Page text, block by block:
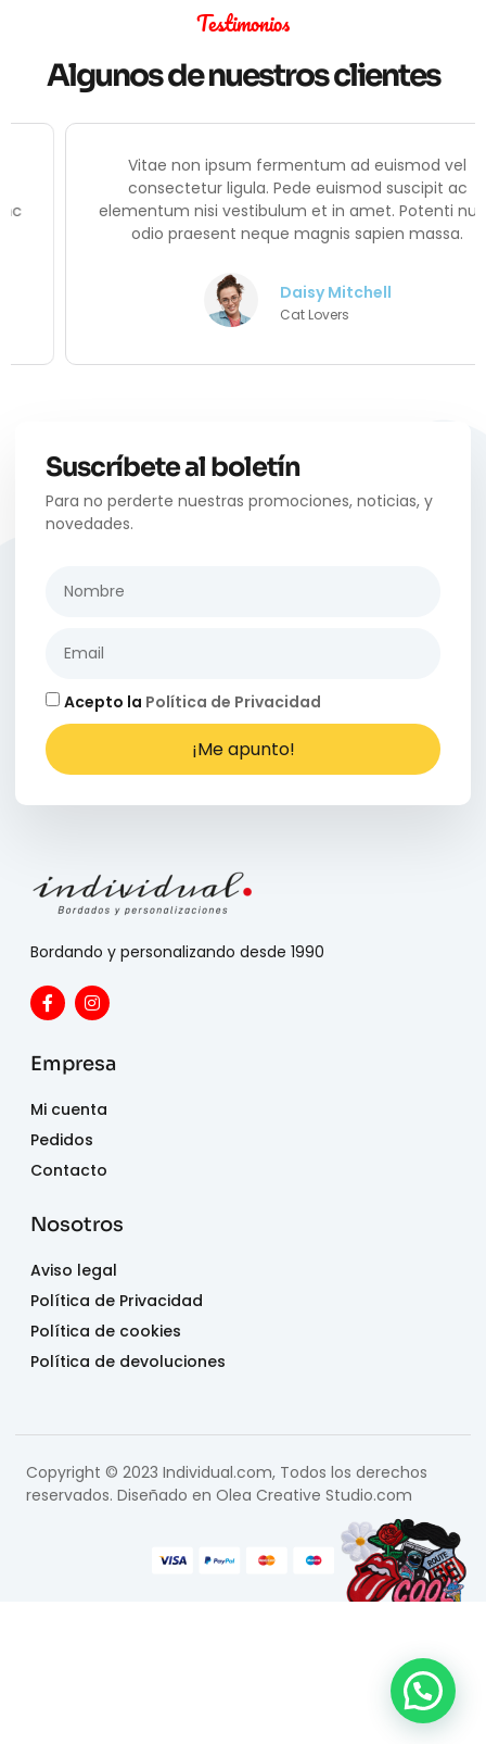
Testimonios
Algunos de nuestros clientes
Vitae non ipsum fermentum ad euismod vel
consectetur ligula. Pede euismod suscipit ac
elementum nisi vestibulum et in amet. Potenti nunc
odio praesent neque magnis sapien massa.
Daisy Mitchell
Cat Lovers
Suscríbete al boletín
Para no perderte nuestras promociones, noticias, y
novedades.
Acepto la Política de Privacidad
¡Me apunto!
Bordando y personalizando desde 1990
Empresa
Mi cuenta
Pedidos
Contacto
Nosotros
Aviso legal
Política de Privacidad
Política de cookies
Política de devoluciones
Copyright © 2023 Individual.com, Todos los derechos
reservados. Diseñado en Olea Creative Studio.com